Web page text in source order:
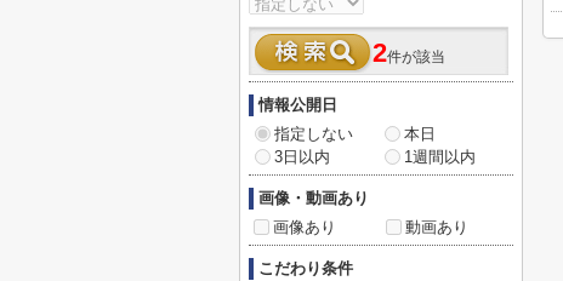
2件が該当
情報公開日
指定しない
本日
3日以内
1週間以内
画像・動画あり
画像あり
動画あり
こだわり条件